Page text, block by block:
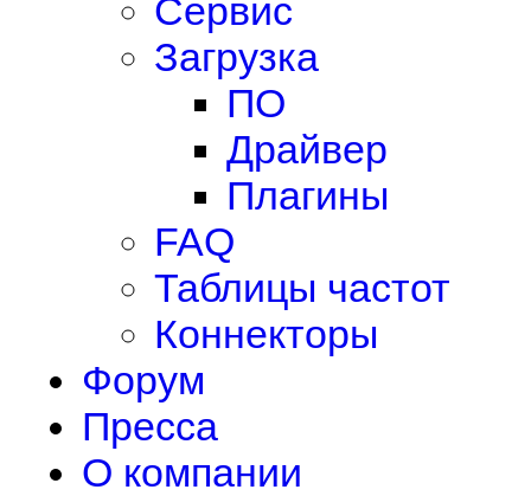
Сервис
Загрузка
ПО
Драйвер
Плагины
FAQ
Таблицы частот
Коннекторы
Форум
Пресса
О компании